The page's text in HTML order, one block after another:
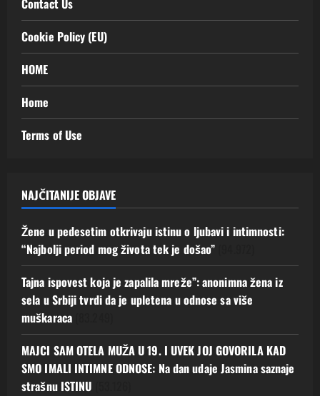
Contact Us
Cookie Policy (EU)
HOME
Home
Terms of Use
NAJČITANIJE OBJAVE
Žene u pedesetim otkrivaju istinu o ljubavi i intimnosti:
“Najbolji period mog života tek je došao”
Tajna ispovest koja je zapalila mreže”: anonimna žena iz
sela u Srbiji tvrdi da je upletena u odnose sa više
muškaraca
MAJCI SAM OTELA MUŽA U 19. I UVEK JOJ GOVORILA KAD
SMO IMALI INTIMNE ODNOSE: Na dan udaje Jasmina saznaje
strašnu ISTINU